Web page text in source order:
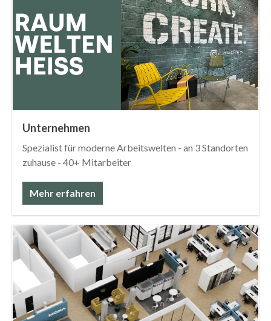
Unternehmen
Spezialist für moderne Arbeitswelten - an 3 Standorten
Mehr erfahren